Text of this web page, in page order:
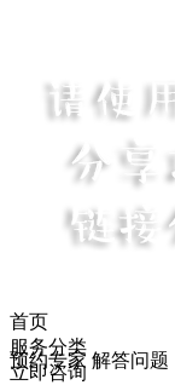
首页
服务分类
立即咨询
预约专家 解答问题